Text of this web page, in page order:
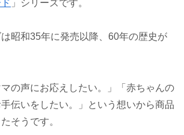
」シリーズです。
昭和35年に発売以降、60年の歴史が
の声にお応えしたい。」「赤ちゃんの
伝いをしたい。」という想いから商品
そうです。